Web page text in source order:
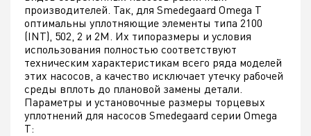
производителей. Так, для Smedegaard Omega T
оптимальны уплотняющие элементы типа 2100
(INT), 502, 2 и 2М. Их типоразмеры и условия
использования полностью соответствуют
техническим характеристикам всего ряда моделей
этих насосов, а качество исключает утечку рабочей
среды вплоть до плановой замены детали.
Параметры и установочные размеры торцевых
уплотнений для насосов Smedegaard серии Omega
T: